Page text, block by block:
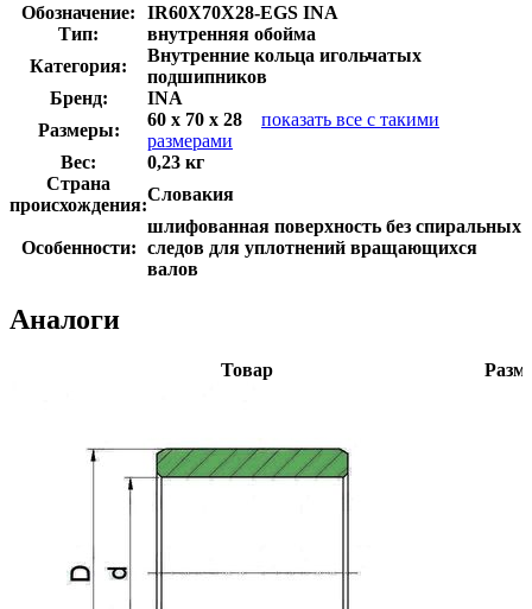
Обозначение:
IR60X70X28-EGS INA
Тип:
внутренняя обойма
Категория:
Внутренние кольца игольчатых
подшипников
Бренд:
INA
Размеры:
60 x 70 x 28
показать все с такими
размерами
Вес:
0,23 кг
Страна
происхождения:
Словакия
Особенности:
шлифованная поверхность без спиральных
следов для уплотнений вращающихся
валов
Аналоги
Товар